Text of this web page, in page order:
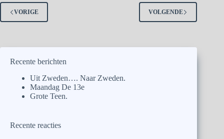
VORIGE VOLGENDE
Recente berichten
Uit Zweden…. Naar Zweden.
Maandag De 13e
Grote Teen.
Recente reacties